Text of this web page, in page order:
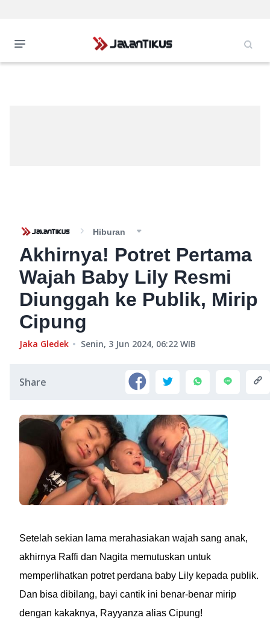
Hiburan
Akhirnya! Potret Pertama
Wajah Baby Lily Resmi
Diunggah ke Publik, Mirip
Cipung
Jaka Gledek Senin, 3 Jun 2024, 06:22 WIB
Share
Setelah sekian lama merahasiakan wajah sang anak,
akhirnya Raffi dan Nagita memutuskan untuk
memperlihatkan potret perdana baby Lily kepada publik.
Dan bisa dibilang, bayi cantik ini benar-benar mirip
dengan kakaknya, Rayyanza alias Cipung!